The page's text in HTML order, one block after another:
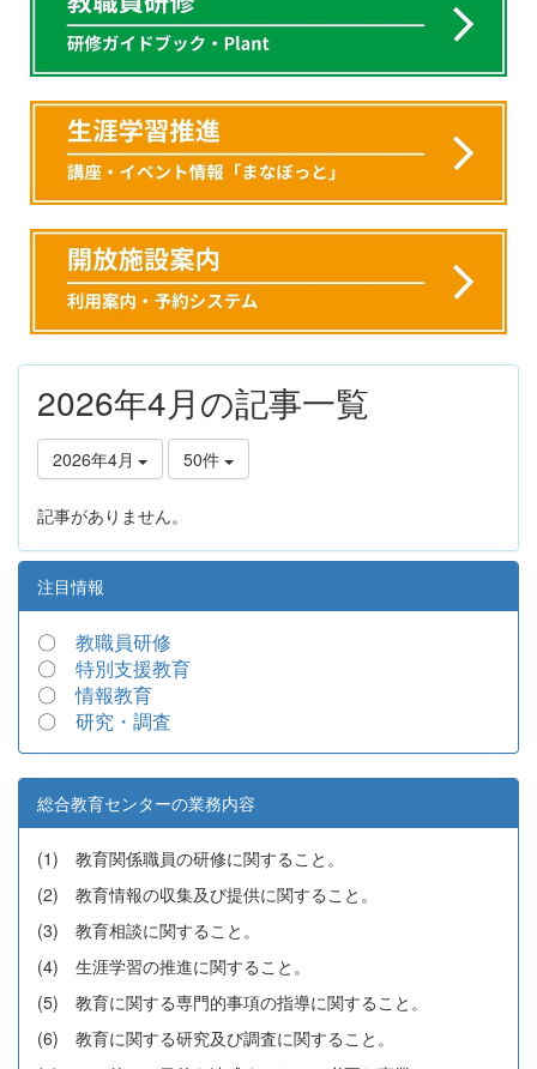
2026年4月の記事一覧
2026年4月 50件
記事がありません。
注目情報
〇 教職員研修
〇 特別支援教育
〇情報教育
〇 研究・調査
総合教育センターの業務内容
(1) 教育関係職員の研修に関すること。
(2) 教育情報の収集及び提供に関すること。
(3) 教育相談に関すること。
(4) 生涯学習の推進に関すること。
(5) 教育に関する専門的事項の指導に関すること。
(6) 教育に関する研究及び調査に関すること。